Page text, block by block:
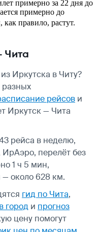
примерно за 22 дня до
примерно до
правило, растут.
Чита
Иркутска в Читу?
разных
рейсов и
Иркутск — Чита
рейса в неделю,
перелёт без
1 ч 5 мин,
около 628 км.
гид по Чита,
город и прогноз
цену помогут